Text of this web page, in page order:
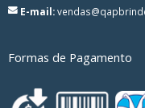
E-mail:
Formas de Pagamento